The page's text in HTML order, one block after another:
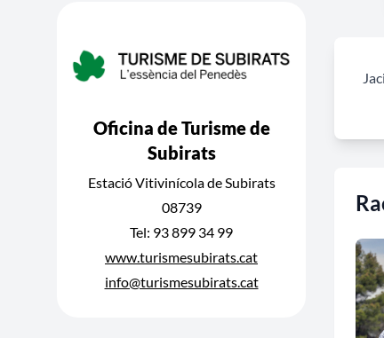
Oficina de Turisme de
Subirats
Estació Vitivinícola de Subirats
08739
Tel: 93 899 34 99
www.turismesubirats.cat
info@turismesubirats.cat